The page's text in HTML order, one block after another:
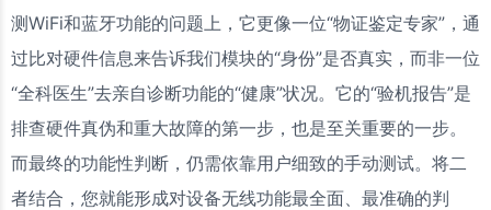
测WiFi和蓝牙功能的问题上，它更像一位“物证鉴定专家”，通
过比对硬件信息来告诉我们模块的“身份”是否真实，而非一位
“全科医生”去亲自诊断功能的“健康”状况。它的“验机报告”是
排查硬件真伪和重大故障的第一步，也是至关重要的一步。
而最终的功能性判断，仍需依靠用户细致的手动测试。将二
者结合，您就能形成对设备无线功能最全面、最准确的判